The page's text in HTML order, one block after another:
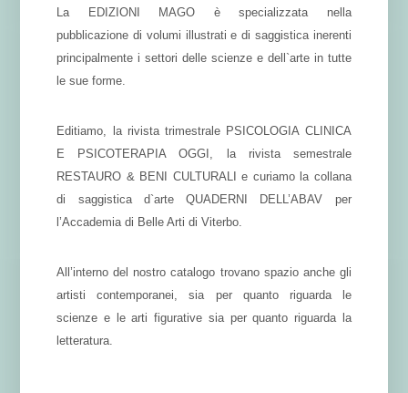
La EDIZIONI MAGO è specializzata nella
pubblicazione di volumi illustrati e di saggistica inerenti
principalmente i settori delle scienze e dell`arte in tutte
le sue forme.
Editiamo, la rivista trimestrale PSICOLOGIA CLINICA
E PSICOTERAPIA OGGI, la rivista semestrale
RESTAURO & BENI CULTURALI e curiamo la collana
di saggistica d`arte QUADERNI DELL’ABAV per
l’Accademia di Belle Arti di Viterbo.
All’interno del nostro catalogo trovano spazio anche gli
artisti contemporanei, sia per quanto riguarda le
scienze e le arti figurative sia per quanto riguarda la
letteratura.